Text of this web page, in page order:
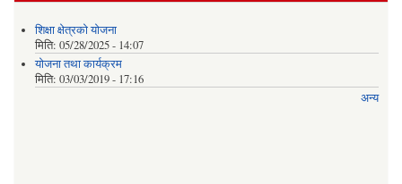
शिक्षा क्षेत्रकाे याेजना
मिति: 05/28/2025 - 14:07
याेजना तथा कार्यक्रम
मिति: 03/03/2019 - 17:16
अन्य